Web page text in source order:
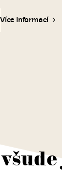
Více informací